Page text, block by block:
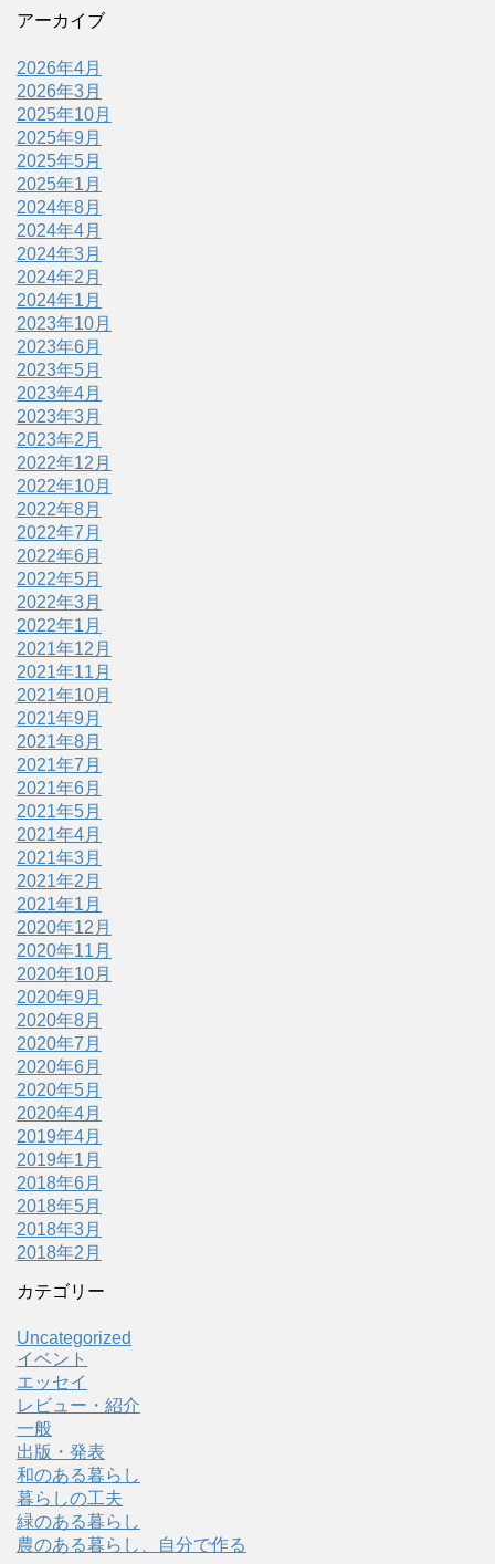
アーカイブ
2026年4月
2026年3月
2025年10月
2025年9月
2025年5月
2025年1月
2024年8月
2024年4月
2024年3月
2024年2月
2024年1月
2023年10月
2023年6月
2023年5月
2023年4月
2023年3月
2023年2月
2022年12月
2022年10月
2022年8月
2022年7月
2022年6月
2022年5月
2022年3月
2022年1月
2021年12月
2021年11月
2021年10月
2021年9月
2021年8月
2021年7月
2021年6月
2021年5月
2021年4月
2021年3月
2021年2月
2021年1月
2020年12月
2020年11月
2020年10月
2020年9月
2020年8月
2020年7月
2020年6月
2020年5月
2020年4月
2019年4月
2019年1月
2018年6月
2018年5月
2018年3月
2018年2月
カテゴリー
Uncategorized
イベント
エッセイ
レビュー・紹介
一般
出版・発表
和のある暮らし
暮らしの工夫
緑のある暮らし
農のある暮らし、自分で作る